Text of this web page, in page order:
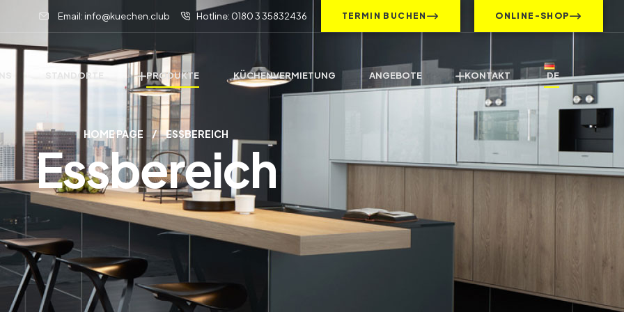
Email: info@kuechen.club Hotline: 0180 3 35832436 TERMIN BUCHEN ONLINE-SHOP
STANDORTE PRODUKTE KÜCHENVERMIETUNG ANGEBOTE KONTAKT DE
HOME PAGE ESSBEREICH
Essbereich